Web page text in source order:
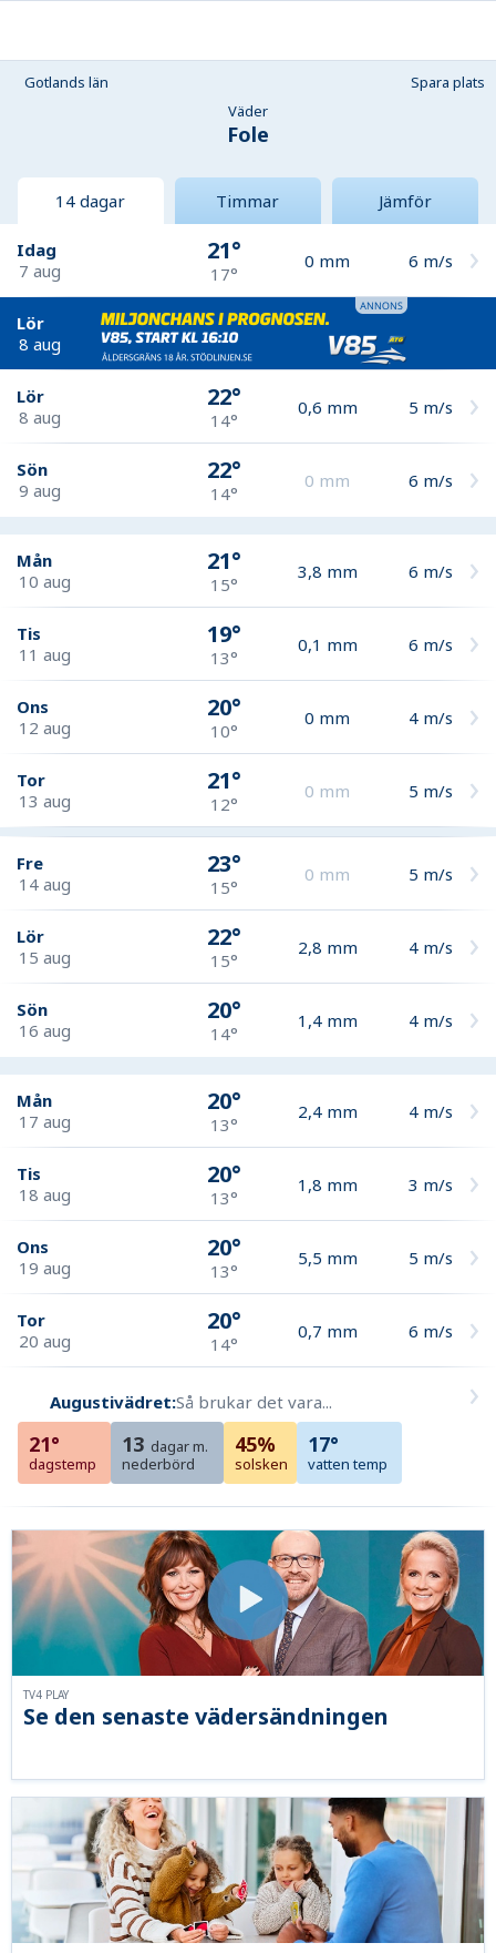
Gotlands län
Spara plats
Väder
Fole
14 dagar Timmar Jämför
Idag
7 aug
21°
17°
0 mm 6 m/s
Lör
8 aug
Lör
8 aug
22°
14°
0,6 mm 5 m/s
Sön
9 aug
22°
14°
0 mm 6 m/s
Mån
10 aug
21°
15°
3,8 mm 6 m/s
Tis
11 aug
19°
13°
0,1 mm 6 m/s
Ons
12 aug
20°
10°
0 mm 4 m/s
Tor
13 aug
21°
12°
0 mm 5 m/s
Fre
14 aug
23°
15°
0 mm 5 m/s
Lör
15 aug
22°
15°
2,8 mm 4 m/s
Sön
16 aug
20°
14°
1,4 mm 4 m/s
Mån
17 aug
20°
13°
2,4 mm 4 m/s
Tis
18 aug
20°
13°
1,8 mm 3 m/s
Ons
19 aug
20°
13°
5,5 mm 5 m/s
Tor
20 aug
20°
14°
0,7 mm 6 m/s
Augustivädret:Så brukar det vara...
21°
dagstemp
13 dagar m.
nederbörd
45%
solsken
17°
vatten temp
Se den senaste vädersändningen
TV4 PLAY